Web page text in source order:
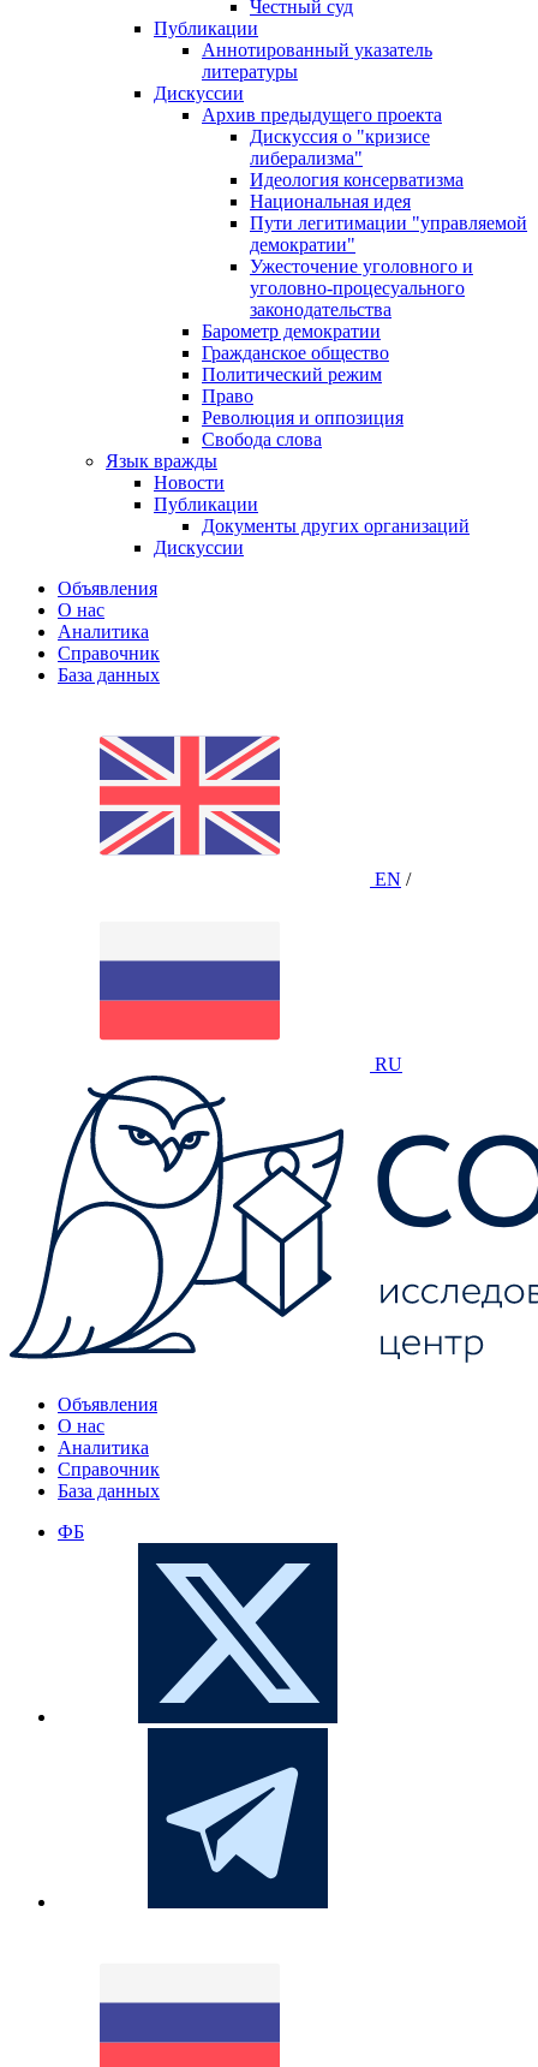
Честный суд
Публикации
Аннотированный указатель
литературы
Дискуссии
Архив предыдущего проекта
Дискуссия о "кризисе
либерализма"
Идеология консерватизма
Национальная идея
Пути легитимации "управляемой
демократии"
Ужесточение уголовного и
уголовно-процесуального
законодательства
Барометр демократии
Гражданское общество
Политический режим
Право
Революция и оппозиция
Свобода слова
Язык вражды
Новости
Публикации
Документы других организаций
Дискуссии
Объявления
О нас
Аналитика
Справочник
База данных
EN /
RU
Объявления
О нас
Аналитика
Справочник
База данных
ФБ